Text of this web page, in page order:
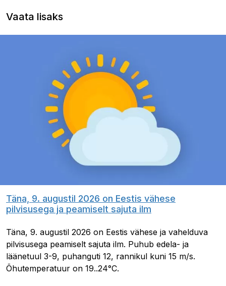
Vaata lisaks
Täna, 9. augustil 2026 on Eestis vähese
pilvisusega ja peamiselt sajuta ilm
Täna, 9. augustil 2026 on Eestis vähese ja vahelduva
pilvisusega peamiselt sajuta ilm. Puhub edela- ja
läänetuul 3-9, puhanguti 12, rannikul kuni 15 m/s.
Õhutemperatuur on 19..24°C.